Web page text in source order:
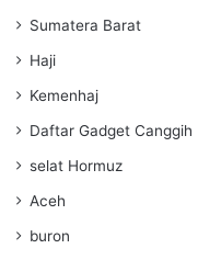
Sumatera Barat
Haji
Kemenhaj
Daftar Gadget Canggih
selat Hormuz
Aceh
buron